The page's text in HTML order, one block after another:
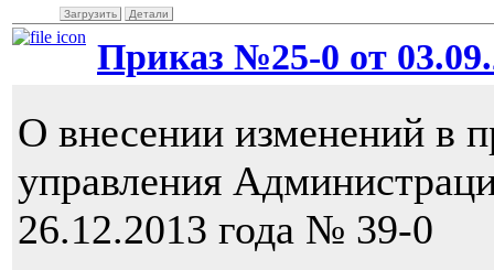
Загрузить Детали
Приказ №25-0 от
О внесении изменений в
управления
26.12.2013 года № 39-0